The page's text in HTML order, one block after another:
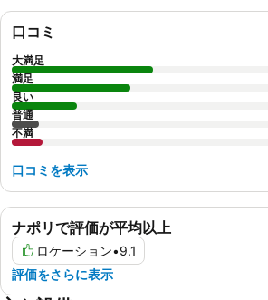
ナポリで評価が平均以上
ロケーション•9.1
評価をさらに表示
口コミ
大満足
満足
良い
普通
不満
口コミを表示